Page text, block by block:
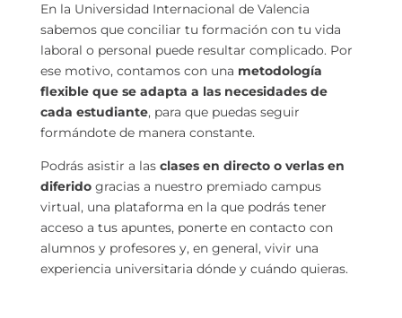
En la Universidad Internacional de Valencia
sabemos que conciliar tu formación con tu vida
laboral o personal puede resultar complicado. Por
ese motivo, contamos con una metodología
flexible que se adapta a las necesidades de
cada estudiante, para que puedas seguir
formándote de manera constante.
Podrás asistir a lasclases en directo o verlas en
diferidogracias a nuestro premiado campus
virtual, una plataforma en la que podrás tener
acceso a tus apuntes, ponerte en contacto con
alumnos y profesores y, en general, vivir una
experiencia universitaria dónde y cuándo quieras.